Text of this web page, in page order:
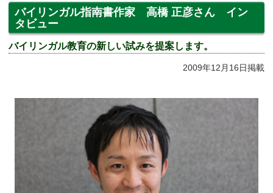
バイリンガル指南書作家 高橋 正彦さん イン
タビュー
バイリンガル教育の新しい試みを提案します。
2009年12月16日掲載